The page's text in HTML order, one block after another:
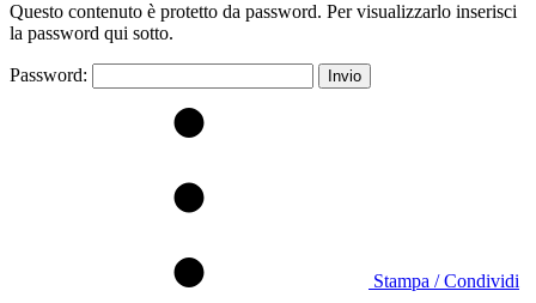
Questo contenuto è protetto da password. Per visualizzarlo inserisci
la password qui sotto.
Password:
Stampa / Condividi